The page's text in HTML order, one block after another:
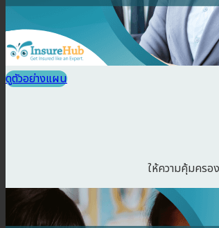
ดูตัวอย่างแผน
ให้ความคุ้มครอ